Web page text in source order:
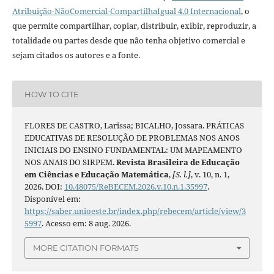
Atribuição-NãoComercial-CompartilhaIgual 4.0 Internacional, o
que permite compartilhar, copiar, distribuir, exibir, reproduzir, a
totalidade ou partes desde que não tenha objetivo comercial e
sejam citados os autores e a fonte.
HOW TO CITE
FLORES DE CASTRO, Larissa; BICALHO, Jossara. PRÁTICAS
EDUCATIVAS DE RESOLUÇÃO DE PROBLEMAS NOS ANOS
INICIAIS DO ENSINO FUNDAMENTAL: UM MAPEAMENTO
NOS ANAIS DO SIRPEM.Revista Brasileira de Educação
em Ciências e Educação Matemática,[S. l.], v. 10, n. 1,
2026. DOI: 10.48075/ReBECEM.2026.v.10.n.1.35997.
Disponível em:
https://saber.unioeste.br/index.php/rebecem/article/view/3
5997. Acesso em: 8 aug. 2026.
MORE CITATION FORMATS